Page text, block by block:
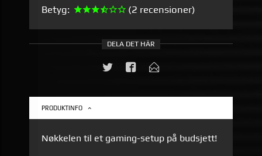
Betyg: (2 recensioner)
DELA DET HÄR
PRODUKTINFO
Nøkkelen til et gaming-setup på budsjett!